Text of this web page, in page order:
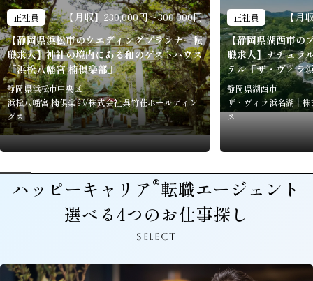
正社員
【月収】230,000円～300,000円
【静岡県浜松市のウエディングプランナー転
職求人】神社の境内にある和のゲストハウス
「浜松八幡宮 楠倶楽部」
静岡県浜松市中央区
浜松八幡宮 楠倶楽部/株式会社呉竹荘ホールディン
グス
正社員
【月
【静岡県湖西市の
職求人】ナチュラ
テル「ザ・ヴィラ
静岡県湖西市
ザ・ヴィラ浜名湖｜
ス
ハッピーキャリア®転職エージェント
選べる4つのお仕事探し
SELECT